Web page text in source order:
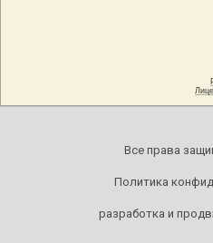
Все права
Политика
разработка и